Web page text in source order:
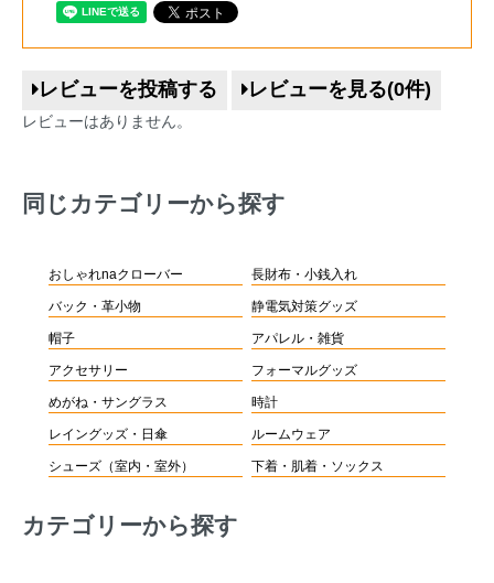
レビューを投稿する レビューを見る(0件)
レビューはありません。
同じカテゴリーから探す
おしゃれnaクローバー 長財布・小銭入れ
バック・革小物 静電気対策グッズ
帽子 アパレル・雑貨
アクセサリー フォーマルグッズ
めがね・サングラス 時計
レイングッズ・日傘 ルームウェア
シューズ（室内・室外） 下着・肌着・ソックス
カテゴリーから探す